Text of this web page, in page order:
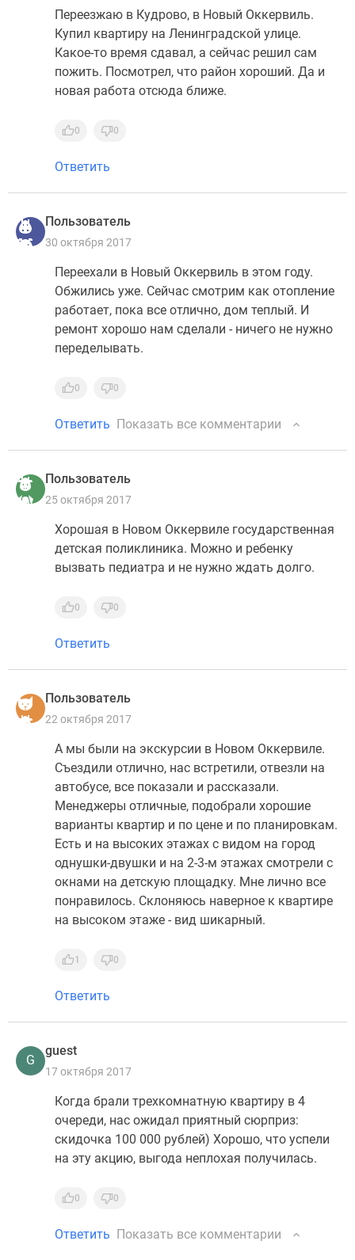
Переезжаю в Кудрово, в Новый Оккервиль.
Купил квартиру на Ленинградской улице.
Какое-то время сдавал, а сейчас решил сам
пожить. Посмотрел, что район хороший. Да и
новая работа отсюда ближе.
0 0
Ответить
Пользователь
30 октября 2017
Переехали в Новый Оккервиль в этом году.
Обжились уже. Сейчас смотрим как отопление
работает, пока все отлично, дом теплый. И
ремонт хорошо нам сделали - ничего не нужно
переделывать.
0 0
Ответить Показать все комментарии
Пользователь
25 октября 2017
Хорошая в Новом Оккервиле государственная
детская поликлиника. Можно и ребенку
вызвать педиатра и не нужно ждать долго.
0 0
Ответить
Пользователь
22 октября 2017
А мы были на экскурсии в Новом Оккервиле.
Съездили отлично, нас встретили, отвезли на
автобусе, все показали и рассказали.
Менеджеры отличные, подобрали хорошие
варианты квартир и по цене и по планировкам.
Есть и на высоких этажах с видом на город
однушки-двушки и на 2-3-м этажах смотрели с
окнами на детскую площадку. Мне лично все
понравилось. Склоняюсь наверное к квартире
на высоком этаже - вид шикарный.
1 0
Ответить
G
guest
17 октября 2017
Когда брали трехкомнатную квартиру в 4
очереди, нас ожидал приятный сюрприз:
скидочка 100 000 рублей) Хорошо, что успели
на эту акцию, выгода неплохая получилась.
0 0
Ответить Показать все комментарии